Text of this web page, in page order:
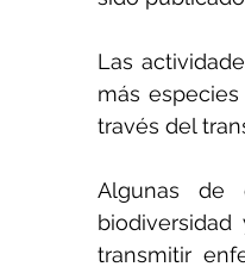
Las
más
través del
Algunas de
transmitir